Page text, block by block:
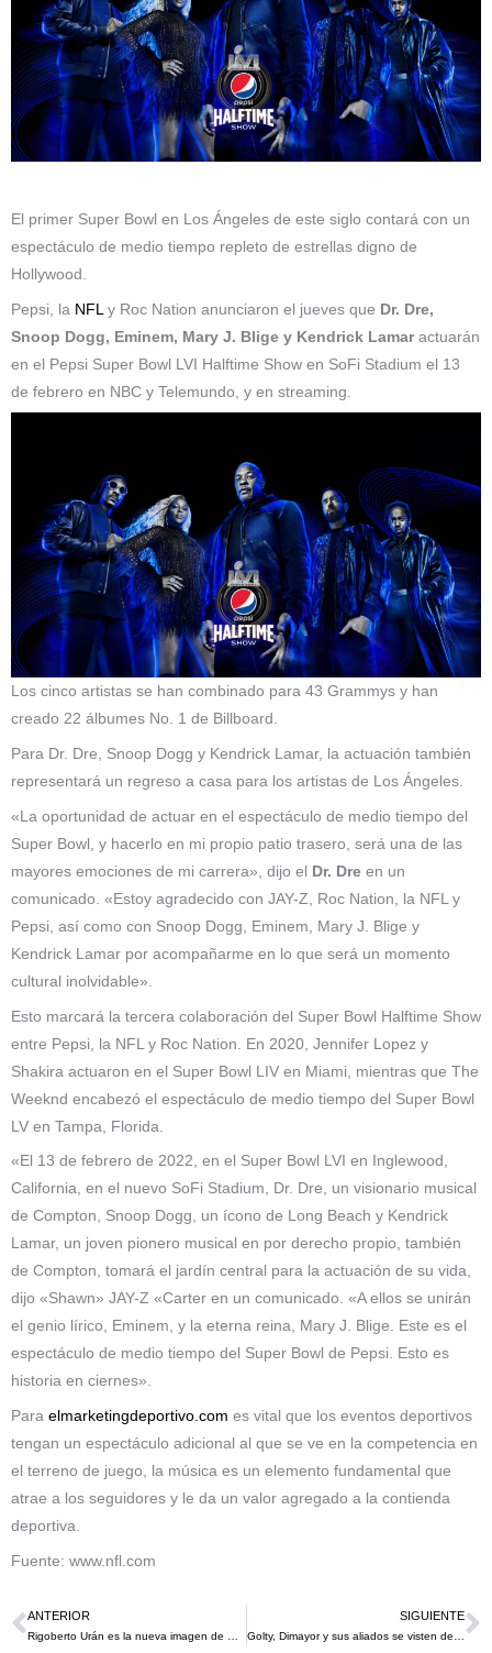
El primer Super Bowl en Los Ángeles de este siglo contará con un
espectáculo de medio tiempo repleto de estrellas digno de
Hollywood.
Pepsi, la NFL y Roc Nation anunciaron el jueves que Dr. Dre,
Snoop Dogg, Eminem, Mary J. Blige y Kendrick Lamaractuarán
en el Pepsi Super Bowl LVI Halftime Show en SoFi Stadium el 13
de febrero en NBC y Telemundo, y en streaming.
Los cinco artistas se han combinado para 43 Grammys y han
creado 22 álbumes No. 1 de Billboard.
Para Dr. Dre, Snoop Dogg y Kendrick Lamar, la actuación también
representará un regreso a casa para los artistas de Los Ángeles.
«La oportunidad de actuar en el espectáculo de medio tiempo del
Super Bowl, y hacerlo en mi propio patio trasero, será una de las
mayores emociones de mi carrera», dijo el
Dr. Dre en un
comunicado. «Estoy agradecido con JAY-Z, Roc Nation, la NFL y
Pepsi, así como con Snoop Dogg, Eminem, Mary J. Blige y
Kendrick Lamar por acompañarme en lo que será un momento
cultural inolvidable».
Esto marcará la tercera colaboración del Super Bowl Halftime Show
entre Pepsi, la NFL y Roc Nation. En 2020, Jennifer Lopez y
Shakira actuaron en el Super Bowl LIV en Miami, mientras que The
Weeknd encabezó el espectáculo de medio tiempo del Super Bowl
LV en Tampa, Florida.
«El 13 de febrero de 2022, en el Super Bowl LVI en Inglewood,
California, en el nuevo SoFi Stadium, Dr. Dre, un visionario musical
de Compton, Snoop Dogg, un ícono de Long Beach y Kendrick
Lamar, un joven pionero musical en por derecho propio, también
de Compton, tomará el jardín central para la actuación de su vida,
dijo «Shawn» JAY-Z «Carter en un comunicado. «A ellos se unirán
el genio lírico, Eminem, y la eterna reina, Mary J. Blige. Este es el
espectáculo de medio tiempo del Super Bowl de Pepsi. Esto es
historia en ciernes».
Para elmarketingdeportivo.com es vital que los eventos deportivos
tengan un espectáculo adicional al que se ve en la competencia en
el terreno de juego, la música es un elemento fundamental que
atrae a los seguidores y le da un valor agregado a la contienda
deportiva.
Fuente: www.nfl.com
Ant
ANTERIOR SIGUIENTE